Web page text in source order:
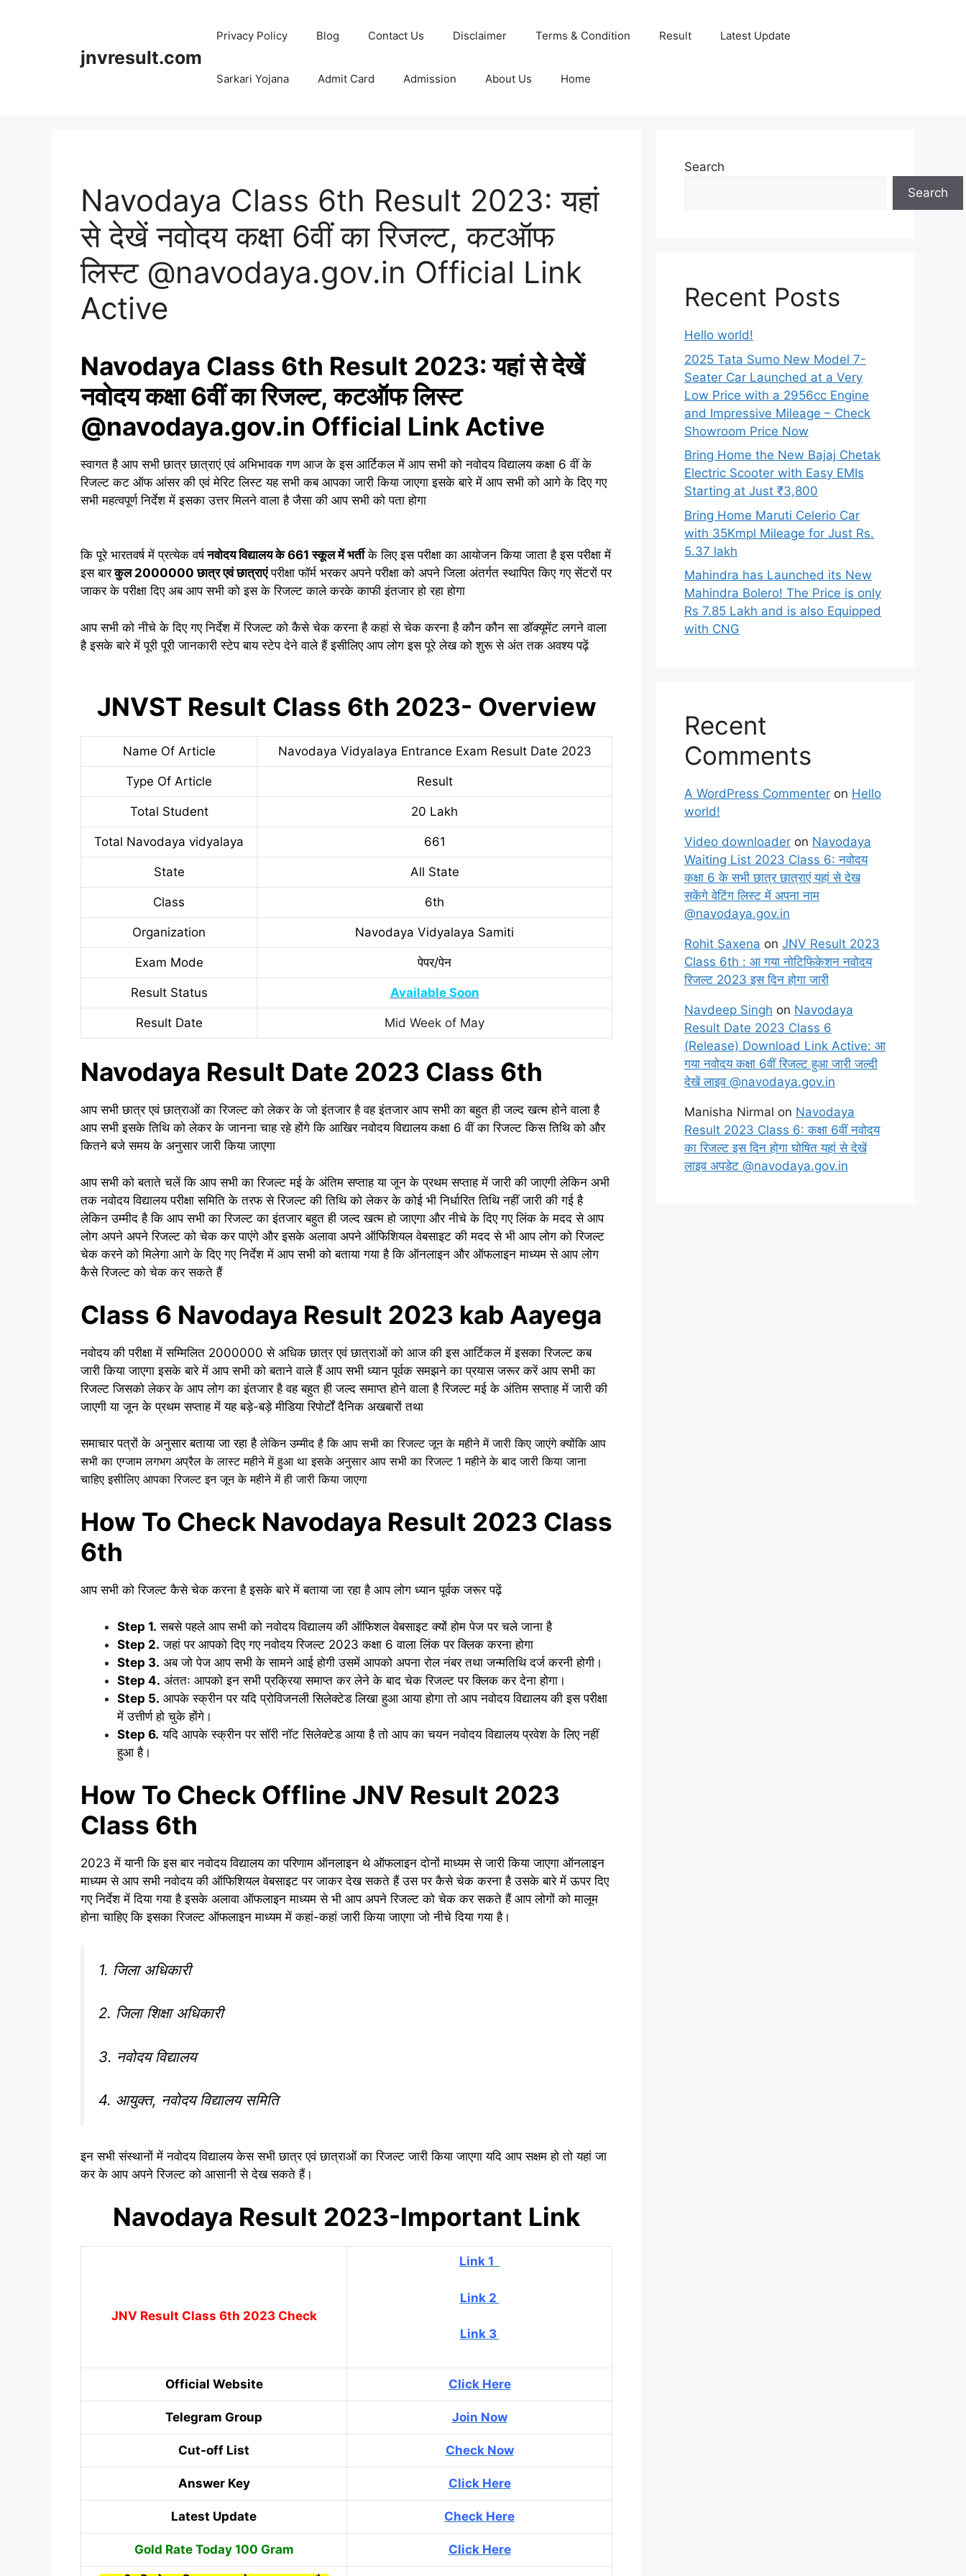
jnvresult.com
Privacy Policy Blog Contact Us Disclaimer Terms & Condition Result Latest Update
Sarkari Yojana Admit Card Admission About Us Home
Navodaya Class 6th Result 2023: यहां
से देखें नवोदय कक्षा 6वीं का रिजल्ट, कटऑफ
लिस्ट @navodaya.gov.in Official Link
Active
Navodaya Class 6th Result 2023: यहां से देखें
नवोदय कक्षा 6वीं का रिजल्ट, कटऑफ लिस्ट
@navodaya.gov.in Official Link Active
स्वागत है आप सभी छात्र छात्राएं एवं अभिभावक गण आज के इस आर्टिकल में आप सभी को नवोदय विद्यालय कक्षा 6 वीं के
रिजल्ट कट ऑफ आंसर की एवं मेरिट लिस्ट यह सभी कब आपका जारी किया जाएगा इसके बारे में आप सभी को आगे के दिए गए
सभी महत्वपूर्ण निर्देश में इसका उत्तर मिलने वाला है जैसा की आप सभी को पता होगा
कि पूरे भारतवर्ष में प्रत्येक वर्षनवोदय विद्यालय के 661 स्कूल में भर्तीके लिए इस परीक्षा का आयोजन किया जाता है इस परीक्षा में
इस बारकुल 2000000 छात्र एवं छात्राएंपरीक्षा फॉर्म भरकर अपने परीक्षा को अपने जिला अंतर्गत स्थापित किए गए सेंटरों पर
जाकर के परीक्षा दिए अब आप सभी को इस के रिजल्ट काले करके काफी इंतजार हो रहा होगा
आप सभी को नीचे के दिए गए निर्देश में रिजल्ट को कैसे चेक करना है कहां से चेक करना है कौन कौन सा डॉक्यूमेंट लगने वाला
है इसके बारे में पूरी पूरी जानकारी स्टेप बाय स्टेप देने वाले हैं इसीलिए आप लोग इस पूरे लेख को शुरू से अंत तक अवश्य पढ़ें
JNVST Result Class 6th 2023- Overview
Name Of Article Navodaya Vidyalaya Entrance Exam Result Date 2023
Type Of Article Result
Total Student 20 Lakh
Total Navodaya vidyalaya 661
State All State
Class 6th
Organization Navodaya Vidyalaya Samiti
Exam Mode पेपर/पेन
Result Status Available Soon
Result Date Mid Week of May
Navodaya Result Date 2023 Class 6th
आप सभी छात्र एवं छात्राओं का रिजल्ट को लेकर के जो इंतजार है वह इंतजार आप सभी का बहुत ही जल्द खत्म होने वाला है
आप सभी इसके तिथि को लेकर के जानना चाह रहे होंगे कि आखिर नवोदय विद्यालय कक्षा 6 वीं का रिजल्ट किस तिथि को और
कितने बजे समय के अनुसार जारी किया जाएगा
आप सभी को बताते चलें कि आप सभी का रिजल्ट मई के अंतिम सप्ताह या जून के प्रथम सप्ताह में जारी की जाएगी लेकिन अभी
तक नवोदय विद्यालय परीक्षा समिति के तरफ से रिजल्ट की तिथि को लेकर के कोई भी निर्धारित तिथि नहीं जारी की गई है
लेकिन उम्मीद है कि आप सभी का रिजल्ट का इंतजार बहुत ही जल्द खत्म हो जाएगा और नीचे के दिए गए लिंक के मदद से आप
लोग अपने अपने रिजल्ट को चेक कर पाएंगे और इसके अलावा अपने ऑफिशियल वेबसाइट की मदद से भी आप लोग को रिजल्ट
चेक करने को मिलेगा आगे के दिए गए निर्देश में आप सभी को बताया गया है कि ऑनलाइन और ऑफलाइन माध्यम से आप लोग
कैसे रिजल्ट को चेक कर सकते हैं
Class 6 Navodaya Result 2023 kab Aayega
नवोदय की परीक्षा में सम्मिलित 2000000 से अधिक छात्र एवं छात्राओं को आज की इस आर्टिकल में इसका रिजल्ट कब
जारी किया जाएगा इसके बारे में आप सभी को बताने वाले हैं आप सभी ध्यान पूर्वक समझने का प्रयास जरूर करें आप सभी का
रिजल्ट जिसको लेकर के आप लोग का इंतजार है वह बहुत ही जल्द समाप्त होने वाला है रिजल्ट मई के अंतिम सप्ताह में जारी की
जाएगी या जून के प्रथम सप्ताह में यह बड़े-बड़े मीडिया रिपोर्टों दैनिक अखबारों तथा
समाचार पत्रों के अनुसार बताया जा रहा हैलेकिन उम्मीद है कि आप सभी का रिजल्ट जून के महीने में जारी किए जाएंगे क्योंकि आप
सभी का एग्जाम लगभग अप्रैल के लास्ट महीने में हुआ था इसके अनुसार आप सभी का रिजल्ट 1 महीने के बाद जारी किया जाना
चाहिए इसीलिए आपका रिजल्ट इन जून के महीने में ही जारी किया जाएगा
How To Check Navodaya Result 2023 Class
6th
आप सभी को रिजल्ट कैसे चेक करना है इसके बारे में बताया जा रहा है आप लोग ध्यान पूर्वक जरूर पढ़ें
Step 1. सबसे पहले आप सभी को नवोदय विद्यालय की ऑफिशल वेबसाइट क्यों होम पेज पर चले जाना है
Step 2. जहां पर आपको दिए गए नवोदय रिजल्ट 2023 कक्षा 6 वाला लिंक पर क्लिक करना होगा
Step 3. अब जो पेज आप सभी के सामने आई होगी उसमें आपको अपना रोल नंबर तथा जन्मतिथि दर्ज करनी होगी।
Step 4. अंततः आपको इन सभी प्रक्रिया समाप्त कर लेने के बाद चेक रिजल्ट पर क्लिक कर देना होगा।
Step 5. आपके स्क्रीन पर यदि प्रोविजनली सिलेक्टेड लिखा हुआ आया होगा तो आप नवोदय विद्यालय की इस परीक्षा
में उत्तीर्ण हो चुके होंगे।
Step 6. यदि आपके स्क्रीन पर सॉरी नॉट सिलेक्टेड आया है तो आप का चयन नवोदय विद्यालय प्रवेश के लिए नहीं
हुआ है।
How To Check Offline JNV Result 2023
Class 6th
2023 में यानी कि इस बार नवोदय विद्यालय का परिणाम ऑनलाइन थे ऑफलाइन दोनों माध्यम से जारी किया जाएगा ऑनलाइन
माध्यम से आप सभी नवोदय की ऑफिशियल वेबसाइट पर जाकर देख सकते हैं उस पर कैसे चेक करना है उसके बारे में ऊपर दिए
गए निर्देश में दिया गया है इसके अलावा ऑफलाइन माध्यम से भी आप अपने रिजल्ट को चेक कर सकते हैं आप लोगों को मालूम
होना चाहिए कि इसका रिजल्ट ऑफलाइन माध्यम में कहां-कहां जारी किया जाएगा जो नीचे दिया गया है।
1. जिला अधिकारी
2. जिला शिक्षा अधिकारी
3. नवोदय विद्यालय
4. आयुक्त, नवोदय विद्यालय समिति
इन सभी संस्थानों में नवोदय विद्यालय केस सभी छात्र एवं छात्राओं का रिजल्ट जारी किया जाएगा यदि आप सक्षम हो तो यहां जा
कर के आप अपने रिजल्ट को आसानी से देख सकते हैं।
Navodaya Result 2023-Important Link
JNV Result Class 6th 2023 Check
Link 1
Link 2
Link 3
Official Website Click Here
Telegram Group Join Now
Cut-off List Check Now
Answer Key Click Here
Latest Update Check Here
Gold Rate Today 100 Gram Click Here
Search
Search
Recent Posts
Hello world!
2025 Tata Sumo New Model 7-
Seater Car Launched at a Very
Low Price with a 2956cc Engine
and Impressive Mileage – Check
Showroom Price Now
Bring Home the New Bajaj Chetak
Electric Scooter with Easy EMIs
Starting at Just ₹3,800
Bring Home Maruti Celerio Car
with 35Kmpl Mileage for Just Rs.
5.37 lakh
Mahindra has Launched its New
Mahindra Bolero! The Price is only
Rs 7.85 Lakh and is also Equipped
with CNG
Recent
Comments
A WordPress Commenter on Hello
world!
Video downloader on Navodaya
Waiting List 2023 Class 6: नवोदय
कक्षा 6 के सभी छात्र छात्राएं यहां से देख
सकेंगे वेटिंग लिस्ट में अपना नाम
@navodaya.gov.in
Rohit Saxena on JNV Result 2023
Class 6th : आ गया नोटिफिकेशन नवोदय
रिजल्ट 2023 इस दिन होगा जारी
Navdeep Singh on Navodaya
Result Date 2023 Class 6
(Release) Download Link Active: आ
गया नवोदय कक्षा 6वीं रिजल्ट हुआ जारी जल्दी
देखें लाइव @navodaya.gov.in
Manisha Nirmal on Navodaya
Result 2023 Class 6: कक्षा 6वीं नवोदय
का रिजल्ट इस दिन होगा घोषित यहां से देखें
लाइव अपडेट @navodaya.gov.in